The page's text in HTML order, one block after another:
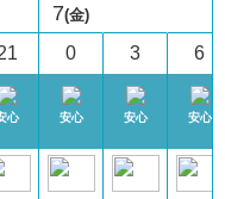
心
7(金)
0
安心
3
安心
6
安心